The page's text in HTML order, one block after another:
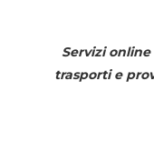
Servizi
trasporti e